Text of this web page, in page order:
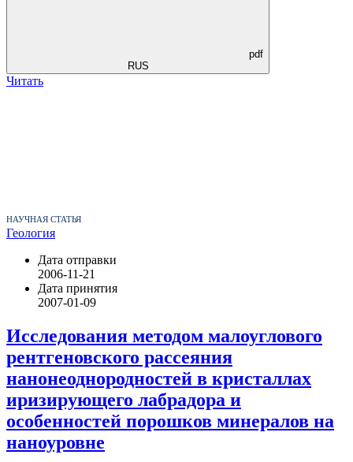
pdf
RUS
Читать
НАУЧНАЯ СТАТЬЯ
Геология
Дата отправки
2006-11-21
Дата принятия
2007-01-09
Исследования методом малоуглового
рентгеновского рассеяния
нанонеоднородностей в кристаллах
иризирующего лабрадора и
особенностей порошков минералов на
наноуровне